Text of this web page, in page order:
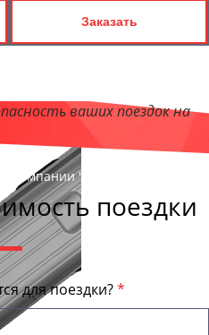
Заказать
ваших поездок на
компании "БайкалБас"
поездки
для поездки?